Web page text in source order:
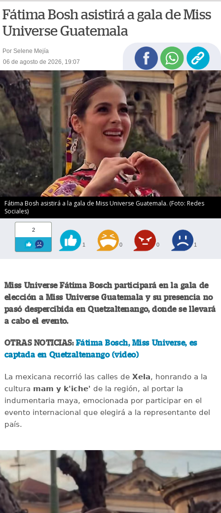
Fátima Bosh asistirá a gala de Miss
Universe Guatemala
Por Selene Mejía
06 de agosto de 2026, 19:07
Fátima Bosh asistirá a la gala de Miss Universe Guatemala. (Foto: Redes
Sociales)
2
1 0 0 1
Miss Universe Fátima Bosch participará en la gala de
elección a Miss Universe Guatemala y su presencia no
pasó despercibida en Quetzaltenango, donde se llevará
a cabo el evento.
OTRAS NOTICIAS: Fátima Bosch, Miss Universe, es
captada en Quetzaltenango (video)
La mexicana recorrió las calles deXela, honrando a la
cultura mam y k'iche' de la región, al portar la
indumentaria maya, emocionada por participar en el
evento internacional que elegirá a la representante del
país.